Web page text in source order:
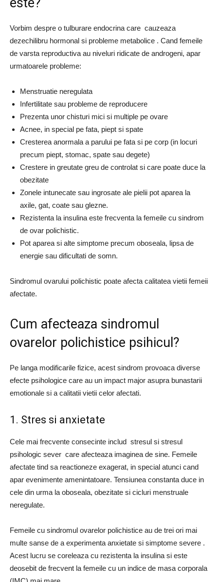
Vorbim despre o tulburare endocrina care cauzeaza
dezechilibru hormonal si probleme metabolice . Cand femeile
de varsta reproductiva au niveluri ridicate de androgeni, apar
urmatoarele probleme:
Menstruatie neregulata
Infertilitate sau probleme de reproducere
Prezenta unor chisturi mici si multiple pe ovare
Acnee, in special pe fata, piept si spate
Cresterea anormala a parului pe fata si pe corp (in locuri
precum piept, stomac, spate sau degete)
Crestere in greutate greu de controlat si care poate duce la
obezitate
Zonele intunecate sau ingrosate ale pielii pot aparea la
axile, gat, coate sau glezne.
Rezistenta la insulina este frecventa la femeile cu sindrom
de ovar polichistic.
Pot aparea si alte simptome precum oboseala, lipsa de
energie sau dificultati de somn.
Sindromul ovarului polichistic poate afecta calitatea vietii femeii
afectate.
Cum afecteaza sindromul
ovarelor polichistice psihicul?
Pe langa modificarile fizice, acest sindrom provoaca diverse
efecte psihologice care au un impact major asupra bunastarii
emotionale si a calitatii vietii celor afectati.
1. Stres si anxietate
Cele mai frecvente consecinte includ stresul si stresul
psihologic sever care afecteaza imaginea de sine. Femeile
afectate tind sa reactioneze exagerat, in special atunci cand
apar evenimente amenintatoare. Tensiunea constanta duce in
cele din urma la oboseala, obezitate si cicluri menstruale
neregulate.
Femeile cu sindromul ovarelor polichistice au de trei ori mai
multe sanse de a experimenta anxietate si simptome severe .
Acest lucru se coreleaza cu rezistenta la insulina si este
deosebit de frecvent la femeile cu un indice de masa corporala